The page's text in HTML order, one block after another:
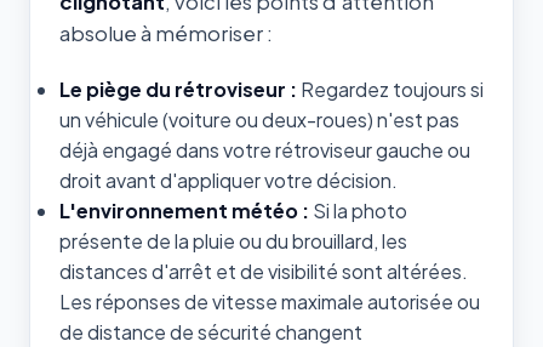
absolue à mémoriser :
Le piège du rétroviseur : Regardez toujours si
un véhicule (voiture ou deux-roues) n'est pas
déjà engagé dans votre rétroviseur gauche ou
droit avant d'appliquer votre décision.
L'environnement météo : Si la photo
présente de la pluie ou du brouillard, les
distances d'arrêt et de visibilité sont altérées.
Les réponses de vitesse maximale autorisée ou
de distance de sécurité changent